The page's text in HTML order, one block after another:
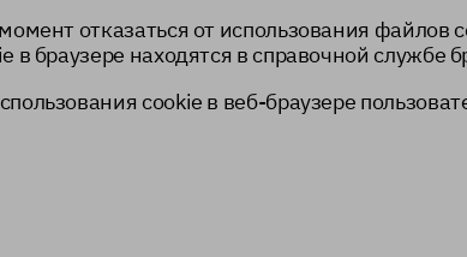
отказаться от использования
браузере находятся в справочной службе
cookie в веб-браузере